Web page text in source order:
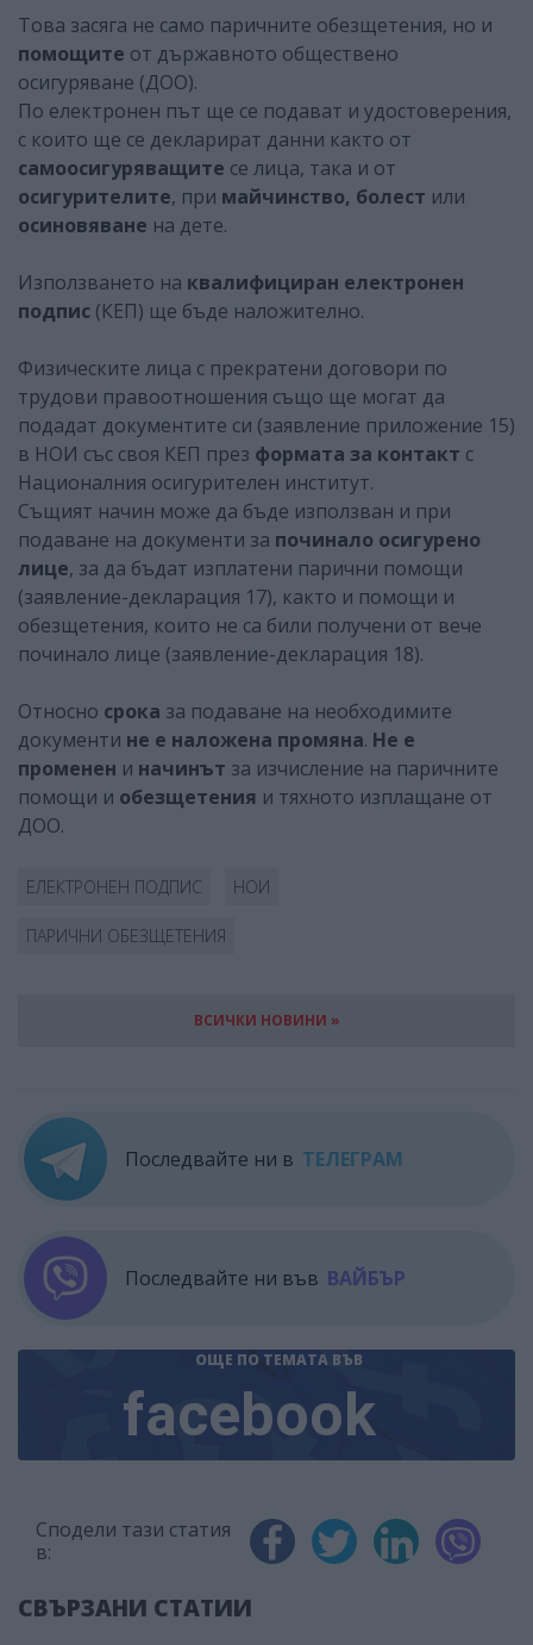
Това засяга не само паричните обезщетения, но и
помощите от държавното обществено
осигуряване (ДОО).
По електронен път ще се подават и удостоверения,
с които ще се декларират данни както от
самоосигуряващите се лица, така и от
осигурителите, при майчинство, болест или
осиновяване на дете.
Използването на квалифициран електронен
подпис (КЕП) ще бъде наложително.
Физическите лица с прекратени договори по
трудови правоотношения също ще могат да
подадат документите си (заявление приложение 15)
в НОИ със своя КЕП през формата за контакт с
Националния осигурителен институт.
Същият начин може да бъде използван и при
подаване на документи за починало осигурено
лице, за да бъдат изплатени парични помощи
(заявление-декларация 17), както и помощи и
обезщетения, които не са били получени от вече
починало лице (заявление-декларация 18).
Относно срока за подаване на необходимите
документи не е наложена промяна. Не е
променен и начинът за изчисление на паричните
помощи и обезщетения и тяхното изплащане от
ДОО.
ЕЛЕКТРОНЕН ПОДПИС НОИ
ПАРИЧНИ ОБЕЗЩЕТЕНИЯ
ВСИЧКИ НОВИНИ »
Последвайте ни в ТЕЛЕГРАМ
Последвайте ни във ВАЙБЪР
ОЩЕ ПО ТЕМАТА ВЪВ
facebook
Сподели тази статия
в:
СВЪРЗАНИ СТАТИИ